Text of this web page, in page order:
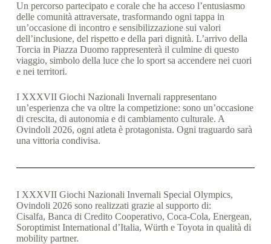
Un percorso partecipato e corale che ha acceso l’entusiasmo
delle comunità attraversate, trasformando ogni tappa in
un’occasione di incontro e sensibilizzazione sui valori
dell’inclusione, del rispetto e della pari dignità. L’arrivo della
Torcia in Piazza Duomo rappresenterà il culmine di questo
viaggio, simbolo della luce che lo sport sa accendere nei cuori
e nei territori.
I XXXVII Giochi Nazionali Invernali rappresentano
un’esperienza che va oltre la competizione: sono un’occasione
di crescita, di autonomia e di cambiamento culturale. A
Ovindoli 2026, ogni atleta è protagonista. Ogni traguardo sarà
una vittoria condivisa.
I XXXVII Giochi Nazionali Invernali Special Olympics,
Ovindoli 2026 sono realizzati grazie al supporto di:
Cisalfa, Banca di Credito Cooperativo, Coca-Cola, Energean,
Soroptimist International d’Italia, Würth e Toyota in qualità di
mobility partner.